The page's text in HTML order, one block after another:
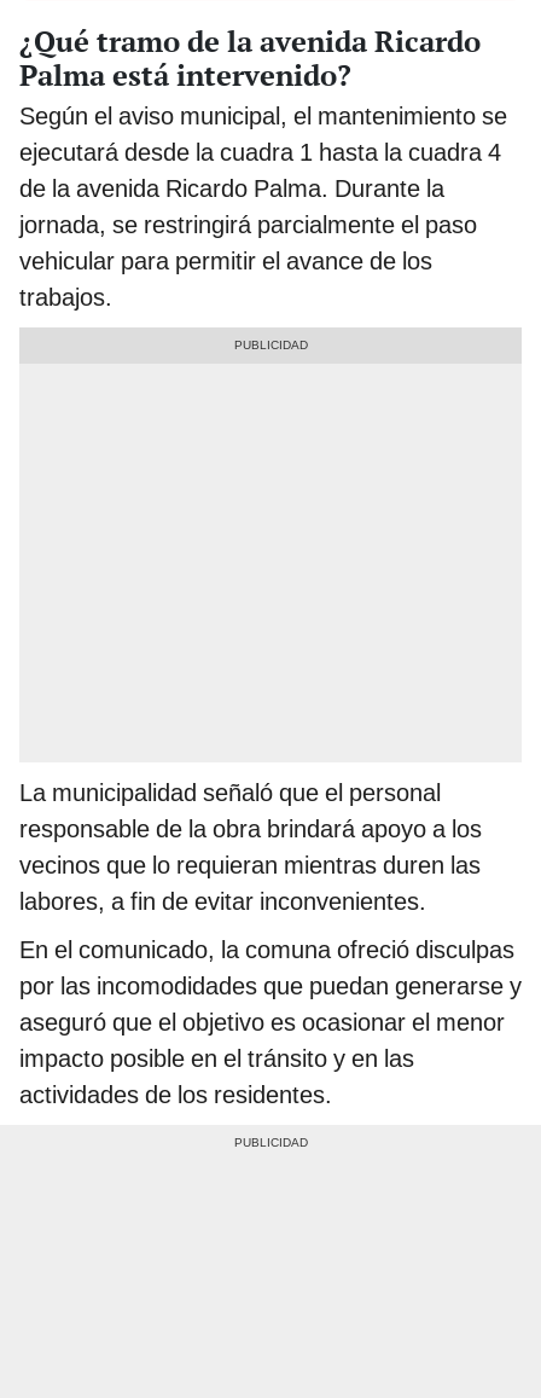
¿Qué tramo de la avenida Ricardo
Palma está intervenido?
Según el aviso municipal, el mantenimiento se
ejecutará desde la cuadra 1 hasta la cuadra 4
de la avenida Ricardo Palma. Durante la
jornada, se restringirá parcialmente el paso
vehicular para permitir el avance de los
trabajos.
La municipalidad señaló que el personal
responsable de la obra brindará apoyo a los
vecinos que lo requieran mientras duren las
labores, a fin de evitar inconvenientes.
En el comunicado, la comuna ofreció disculpas
por las incomodidades que puedan generarse y
aseguró que el objetivo es ocasionar el menor
impacto posible en el tránsito y en las
actividades de los residentes.